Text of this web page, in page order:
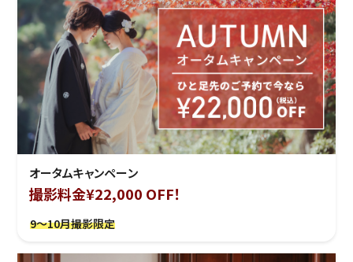
オータムキャンペーン
撮影料金¥22,000 OFF！
9～10月撮影限定